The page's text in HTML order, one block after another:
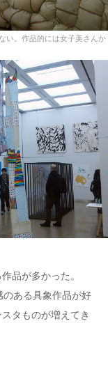
い。作品的には女子美さんか
品が多かった。
のある具象作品が好
タものが増えてき